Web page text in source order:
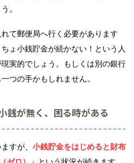
。
て郵便局へ行く必要があります
ょ小銭貯金が続かない！という人
実的でしょう。もしくは別の銀行
つの手かもしれません。
が無く、困る時がある
すが、 小銭貯金をはじめると財布